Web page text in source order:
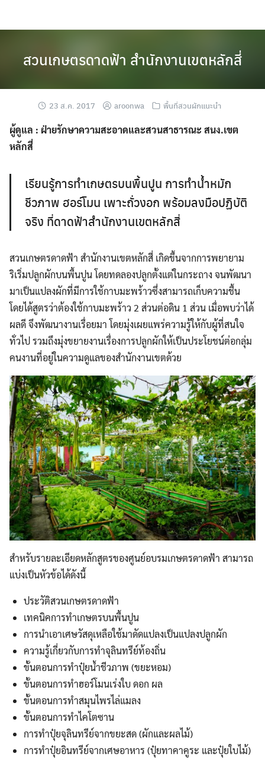
สวนเกษตรดาดฟ้า สำนักงานเขตหลักสี่
23 ส.ค. 2017 aroonwa พื้นที่สวนผักแนะนำ
ผู้ดูแล : ฝ่ายรักษาความสะอาดและสวนสาธารณะ สนง.เขต
หลักสี่
เรียนรู้การทำเกษตรบนพื้นปูน การทำน้ำหมัก
ชีวภาพ ฮอร์โมน เพาะถั่วงอก พร้อมลงมือปฏิบัติ
จริง ที่ดาดฟ้าสำนักงานเขตหลักสี่
สวนเกษตรดาดฟ้า สำนักงานเขตหลักสี่ เกิดขึ้นจากการพยายาม
ริเริ่มปลูกผักบนพื้นปูน โดยทดลองปลูกตั้งแต่ในกระถาง จนพัฒนา
มาเป็นแปลงผักที่มีการใช้กาบมะพร้าวซึ่งสามารถเก็บความชื้น
โดยได้สูตรว่าต้องใช้กาบมะพร้าว 2 ส่วนต่อดิน 1 ส่วน เมื่อพบว่าได้
ผลดี จึงพัฒนางานเรื่อยมา โดยมุ่งเผยแพร่ความรู้ให้กับผู้ที่สนใจ
ทั่วไป รวมถึงมุ่งขยายงานเรื่องการปลูกผักให้เป็นประโยชน์ต่อกลุ่ม
คนงานที่อยู่ในความดูแลของสำนักงานเขตด้วย
สำหรับรายละเอียดหลักสูตรของศูนย์อบรมเกษตรดาดฟ้า สามารถ
แบ่งเป็นหัวข้อได้ดังนี้
ประวัติสวนเกษตรดาดฟ้า
เทคนิคการทำเกษตรบนพื้นปูน
การนำเอาเศษวัสดุเหลือใช้มาดัดแปลงเป็นแปลงปลูกผัก
ความรู้เกี่ยวกับการทำจุลินทรีย์ท้องถิ่น
ขั้นตอนการทำปุ๋ยน้ำชีวภาพ (ขยะหอม)
ขั้นตอนการทำฮอร์โมนเร่งใบ ดอก ผล
ขั้นตอนการทำสมุนไพรไล่แมลง
ขั้นตอนการทำไคโตซาน
การทำปุ๋ยจุลินทรีย์จากขยะสด (ผักและผลไม้)
การทำปุ๋ยอินทรีย์จากเศษอาหาร (ปุ๋ยทาคาคูระ และปุ๋ยใบไม้)